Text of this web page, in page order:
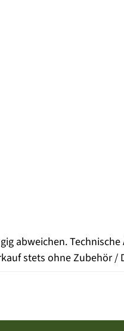
abweichen.
stets ohne Zubehör /